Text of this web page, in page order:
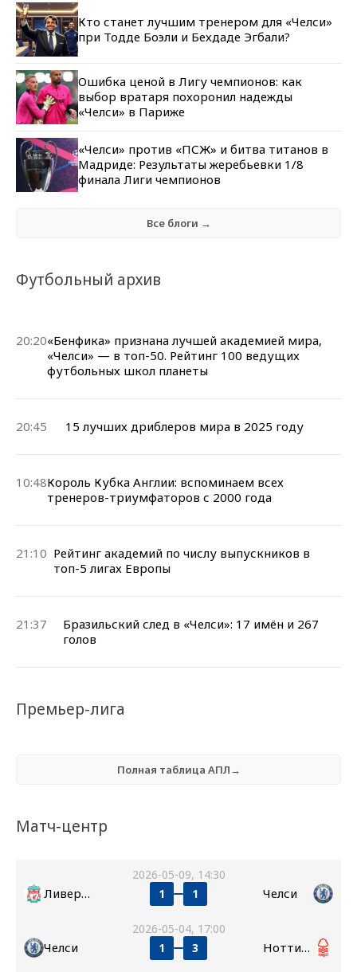
Кто станет лучшим тренером для «Челси»
при Тодде Боэли и Бехдаде Эгбали?
Ошибка ценой в Лигу чемпионов: как
выбор вратаря похоронил надежды
«Челси» в Париже
«Челси» против «ПСЖ» и битва титанов в
Мадриде: Результаты жеребьевки 1/8
финала Лиги чемпионов
Все блоги →
Футбольный архив
20:20«Бенфика» признана лучшей академией мира,
«Челси» — в топ-50. Рейтинг 100 ведущих
футбольных школ планеты
20:45 15 лучших дриблеров мира в 2025 году
10:48Король Кубка Англии: вспоминаем всех
тренеров-триумфаторов с 2000 года
21:10 Рейтинг академий по числу выпускников в
топ-5 лигах Европы
21:37
Бразильский след в «Челси»: 17 имён и 267
голов
Премьер-лига
Полная таблица АПЛ→
Матч-центр
2026-05-09, 14:30
Ливерпуль 1 1 Челси
2026-05-04, 17:00
Челси 1 3 Ноттингем Форест